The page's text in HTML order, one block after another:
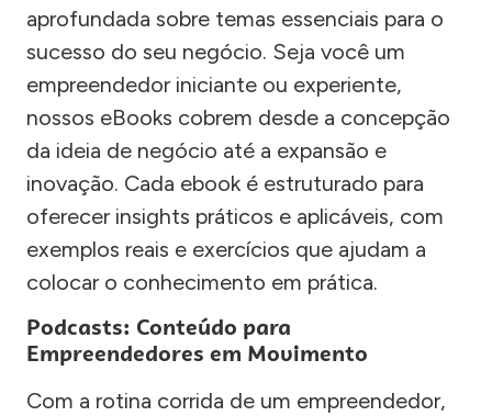
aprofundada sobre temas essenciais para o
sucesso do seu negócio. Seja você um
empreendedor iniciante ou experiente,
nossos eBooks cobrem desde a concepção
da ideia de negócio até a expansão e
inovação. Cada ebook é estruturado para
oferecer insights práticos e aplicáveis, com
exemplos reais e exercícios que ajudam a
colocar o conhecimento em prática.
Podcasts: Conteúdo para
Empreendedores em Movimento
Com a rotina corrida de um empreendedor,